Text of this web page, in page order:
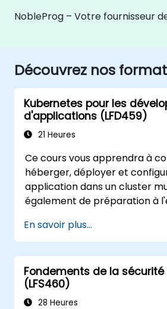
NobleProg – Votre fournisseur
Découvrez nos
Kubernetes pour les
d'applications (LFD459)
21 Heures
Ce cours vous apprendra à
héberger, déployer et
application dans un cluster
également de préparation à
Developer (CKAD).
En savoir plus...
Fondements de la sécurité
(LFS460)
28 Heures